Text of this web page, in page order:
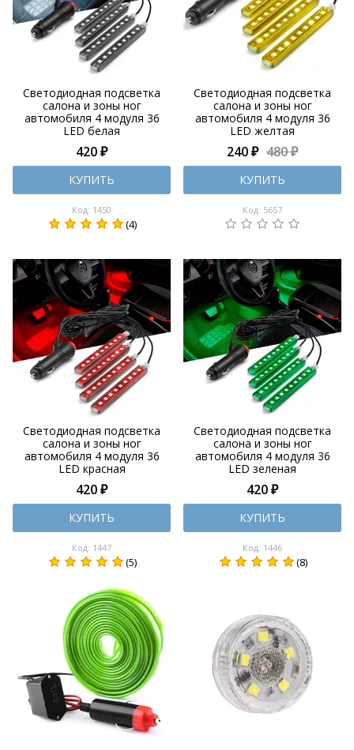
Светодиодная подсветка
салона и зоны ног
автомобиля 4 модуля 36
LED белая
420 ₽
КУПИТЬ
Код: 1450
(4)
Светодиодная подсветка
салона и зоны ног
автомобиля 4 модуля 36
LED желтая
240 ₽ 480 ₽
КУПИТЬ
Код: 5657
Светодиодная подсветка
салона и зоны ног
автомобиля 4 модуля 36
LED красная
420 ₽
КУПИТЬ
Код: 1447
(5)
Светодиодная подсветка
салона и зоны ног
автомобиля 4 модуля 36
LED зеленая
420 ₽
КУПИТЬ
Код: 1446
(8)